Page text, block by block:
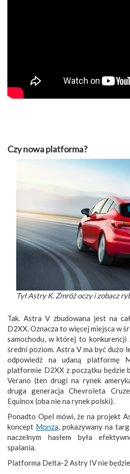
Czy nowa platforma?
Tył Astry K. Zmróż oczy i zobacz
Tak. Astra V zbudowana jest na
D2XX. Oznacza to więcej miejsca w
samochodu, w której to konkurencji
średni poziom. Astra V ma być dużo
odpowiedź na udaną platformę
platformie D2XX z początku będzie
Verano (ten drugi na rynek
druga generacja Chevroleta
Equinox (oba nie na rynek polski).
Ponadto Opel mówi, że na projekt
koncept Monza, pokazywany na
naczelnym hasłem była
spalania.
Platforma Delta-2 Astry IV nie